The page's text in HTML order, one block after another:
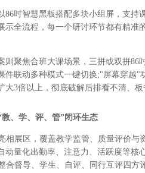
吋智慧黑板搭配多块小组屏，支持
示全流程，每一个研讨环节都有精准
聚焦合班大课场景，三拼或双拼86
件联动多种模式一键切换;"屏幕穿越"
大3倍以上，彻底破解后排看不清、
、学、评、管”闭环生态
展区，覆盖教学监管、质量评价与
动量化出勤率、注意力、活跃度等核
合督导、学生、自评、同行互评四方